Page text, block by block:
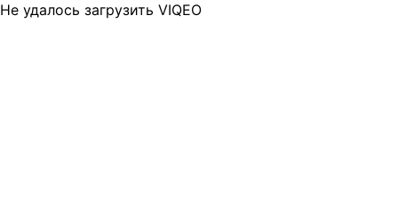
Не удалось загрузить VIQEO